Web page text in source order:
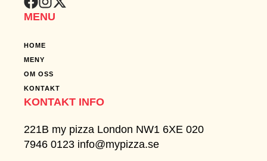
MENU
HOME
MENY
OM OSS
KONTAKT
KONTAKT INFO
221B my pizza London NW1 6XE 020
7946 0123 info@mypizza.se